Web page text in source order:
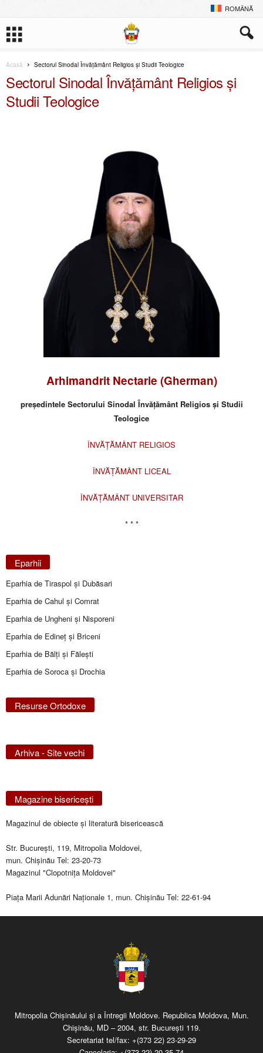
ROMÂNĂ
Acasă Sectorul Sinodal Învățământ Religios și Studii Teologice
Sectorul Sinodal Învățământ Religios și
Studii Teologice
Arhimandrit Nectarie (Gherman)
președintele Sectorului Sinodal Învățământ Religios și Studii
Teologice
ÎNVĂȚĂMÂNT RELIGIOS
ÎNVĂȚĂMÂNT LICEAL
ÎNVĂȚĂMÂNT UNIVERSITAR
* * *
Eparhii
Eparhia de Tiraspol și Dubăsari
Eparhia de Cahul și Comrat
Eparhia de Ungheni și Nisporeni
Eparhia de Edineţ şi Briceni
Eparhia de Bălţi şi Făleşti
Eparhia de Soroca și Drochia
Resurse Ortodoxe
Arhiva - Site vechi
Magazine bisericeşti
Magazinul de obiecte şi literatură bisericească
Str. Bucureşti, 119, Mitropolia Moldovei,
mun. Chişinău Tel: 23-20-73
Magazinul "Clopotniţa Moldovei"
Piaţa Marii Adunări Naţionale 1, mun. Chişinău Tel: 22-61-94
Mitropolia Chişinăului şi a Întregii Moldove. Republica Moldova, Mun.
Chişinău, MD – 2004, str. Bucureşti 119.
Secretariat tel/fax: +(373 22) 23-29-29